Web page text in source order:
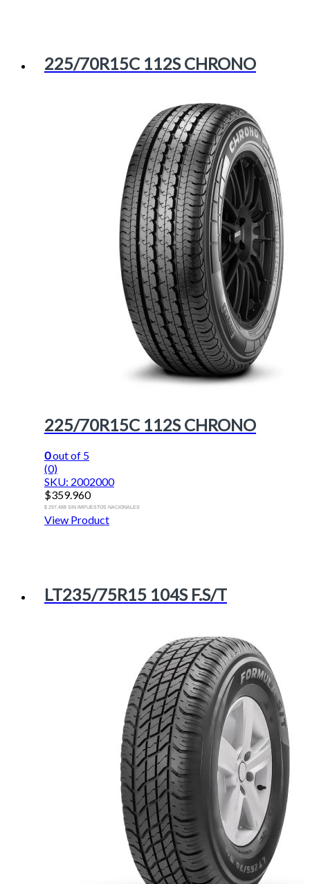
225/70R15C 112S CHRONO
225/70R15C 112S CHRONO
0out of 5
(0)
SKU: 2002000
$359.960
$ 297.488 SIN IMPUESTOS NACIONALES
View Product
LT235/75R15 104S F.S/T